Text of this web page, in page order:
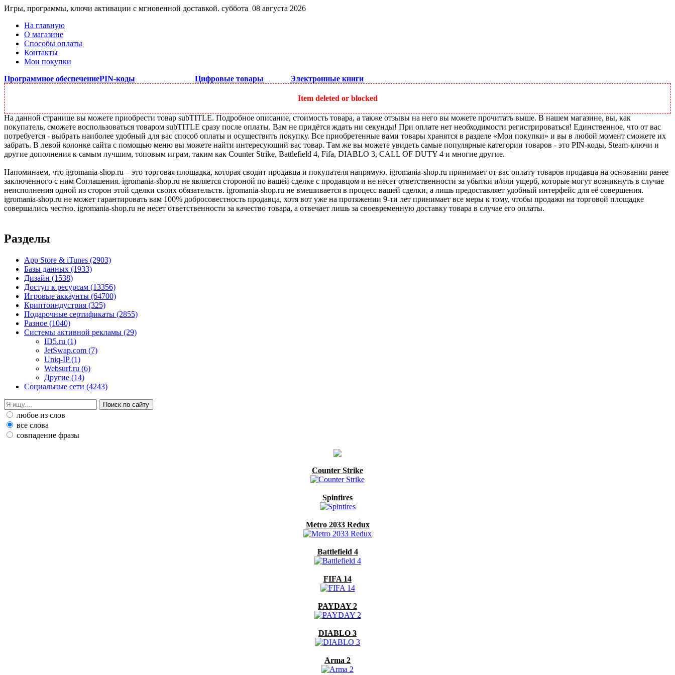
Игры, программы, ключи активации с мгновенной доставкой. суббота 08 августа 2026
На главную
О магазине
Способы оплаты
Контакты
Мои покупки
Программное обеспечениеPIN-коды Цифровые товары Электронные книги
Item deleted or blocked
На данной странице вы можете приобрести товар subTITLE. Подробное описание, стоимость товара, а также отзывы на него вы можете прочитать выше. В нашем магазине, вы, как
покупатель, сможете воспользоваться товаром subTITLE сразу после оплаты. Вам не придётся ждать ни секунды! При оплате нет необходимости регистрироваться! Единственное, что от вас
потребуется - выбрать наиболее удобный для вас способ оплаты и осуществить покупку. Все приобретенные вами товары хранятся в разделе «Мои покупки» и вы в любой момент сможете их
забрать. В левой колонке сайта с помощью меню вы можете найти интересующий вас товар. Там же вы можете увидеть самые популярные категории товаров - это PIN-коды, Steam-ключи и
другие дополнения к самым лучшим, топовым играм, таким как Counter Strike, Battlefield 4, Fifa, DIABLO 3, CALL OF DUTY 4 и многие другие.
Напоминаем, что igromania-shop.ru – это торговая площадка, которая сводит продавца и покупателя напрямую. igromania-shop.ru принимает от вас оплату товаров продавца на основании ранее
заключенного с ним Соглашения. igromania-shop.ru не является стороной по вашей сделке с продавцом и не несет ответственности за убытки и/или ущерб, которые могут возникнуть в случае
неисполнения одной из сторон этой сделки своих обязательств. igromania-shop.ru не вмешивается в процесс вашей сделки, а лишь предоставляет удобный интерфейс для её совершения.
igromania-shop.ru не может гарантировать вам 100% добросовестность продавца, хотя вот уже на протяжении 9-ти лет принимает все меры к тому, чтобы продажи на торговой площадке
совершались честно. igromania-shop.ru не несет ответственности за качество товара, а отвечает лишь за своевременную доставку товара в случае его оплаты.
Разделы
App Store & iTunes (2903)
Базы данных (1933)
Дизайн (1538)
Доступ к ресурсам (13356)
Игровые аккаунты (64700)
Криптоиндустрия (325)
Подарочные сертификаты (2855)
Разное (1040)
Системы активной рекламы (29)
ID5.ru (1)
JetSwap.com (7)
Uniq-IP(1)
Websurf.ru (6)
Другие (14)
Социальные сети (4243)
любое из слов
все слова
совпадение фразы
Counter Strike
Spintires
Metro 2033 Redux
Battlefield 4
FIFA 14
PAYDAY 2
DIABLO 3
Arma 2